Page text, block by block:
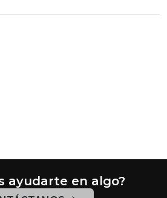
ayudarte en algo?